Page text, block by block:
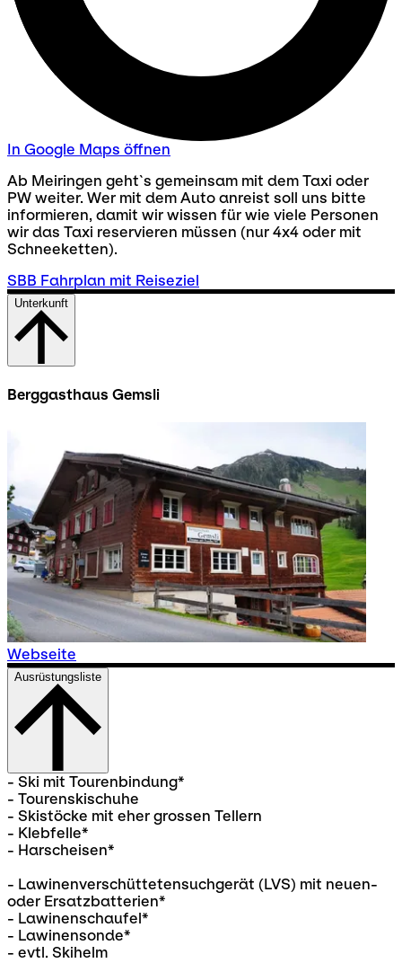
In Google Maps öffnen
Ab Meiringen geht`s gemeinsam mit dem Taxi oder
PW weiter. Wer mit dem Auto anreist soll uns bitte
informieren, damit wir wissen für wie viele Personen
wir das Taxi reservieren müssen (nur 4x4 oder mit
Schneeketten).
SBB Fahrplan mit Reiseziel
Unterkunft
Berggasthaus Gemsli
Webseite
Ausrüstungsliste
- Ski mit Tourenbindung*
- Tourenskischuhe
- Skistöcke mit eher grossen Tellern
- Klebfelle*
- Harscheisen*
- Lawinenverschüttetensuchgerät (LVS) mit neuen-
oder Ersatzbatterien*
- Lawinenschaufel*
- Lawinensonde*
- evtl. Skihelm